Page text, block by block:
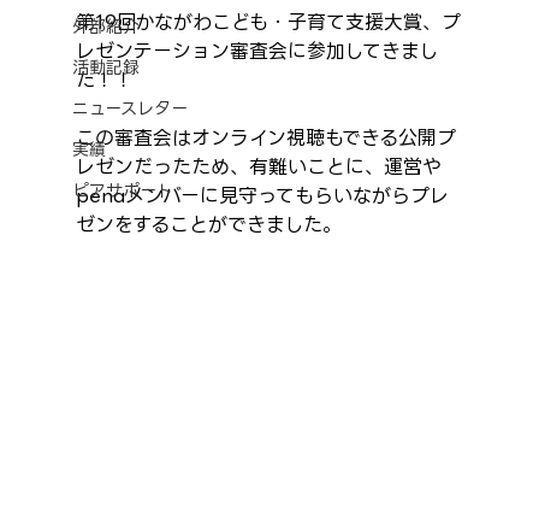
外部紹介
活動記録
ニュースレター
実績
ピアサポート
第19回かながわこども・子育て支援大賞、プ
レゼンテーション審査会に参加してきまし
た！！
この審査会はオンライン視聴もできる公開プ
レゼンだったため、有難いことに、運営や
penaメンバーに見守ってもらいながらプレ
ゼンをすることができました。